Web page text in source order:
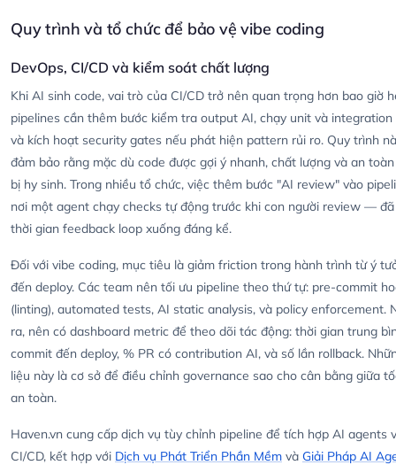
Quy trình và tổ chức để bảo vệ vibe coding
DevOps, CI/CD và kiểm soát chất lượng
Khi AI sinh code, vai trò của CI/CD trở nên quan trọng hơn bao giờ
pipelines cần thêm bước kiểm tra output AI, chạy unit và integration
và kích hoạt security gates nếu phát hiện pattern rủi ro. Quy trình
đảm bảo rằng mặc dù code được gợi ý nhanh, chất lượng và an
bị hy sinh. Trong nhiều tổ chức, việc thêm bước "AI review" vào
nơi một agent chạy checks tự động trước khi con người review —
thời gian feedback loop xuống đáng kể.
Đối với vibe coding, mục tiêu là giảm friction trong hành trình từ ý
đến deploy. Các team nên tối ưu pipeline theo thứ tự: pre-commit
(linting), automated tests, AI static analysis, và policy enforcement.
ra, nên có dashboard metric để theo dõi tác động: thời gian trung
commit đến deploy, % PR có contribution AI, và số lần rollback.
liệu này là cơ sở để điều chỉnh governance sao cho cân bằng giữa
an toàn.
Haven.vn cung cấp dịch vụ tùy chỉnh pipeline để tích hợp AI agents
CI/CD, kết hợp với Dịch vụ Phát Triển Phần Mềm và Giải Pháp AI